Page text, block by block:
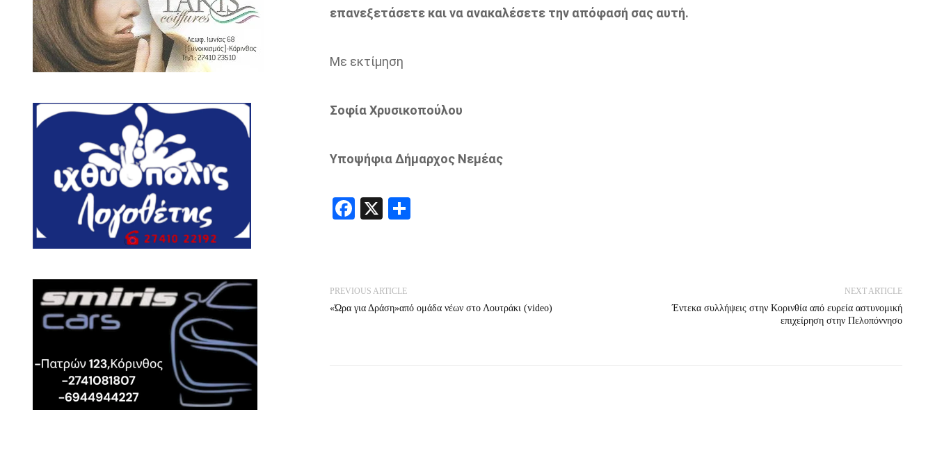
επανεξετάσετε και να ανακαλέσετε την απόφασή σας αυτή.
Με εκτίμηση
Σοφία Χρυσικοπούλου
Υποψήφια Δήμαρχος Νεμέας
Facebook
X Share
PREVIOUS ARTICLE
«Ώρα για Δράση»από ομάδα νέων στο Λουτράκι (video)
NEXT ARTICLE
Έντεκα συλλήψεις στην Κορινθία από ευρεία αστυνομική
επιχείρηση στην Πελοπόννησο